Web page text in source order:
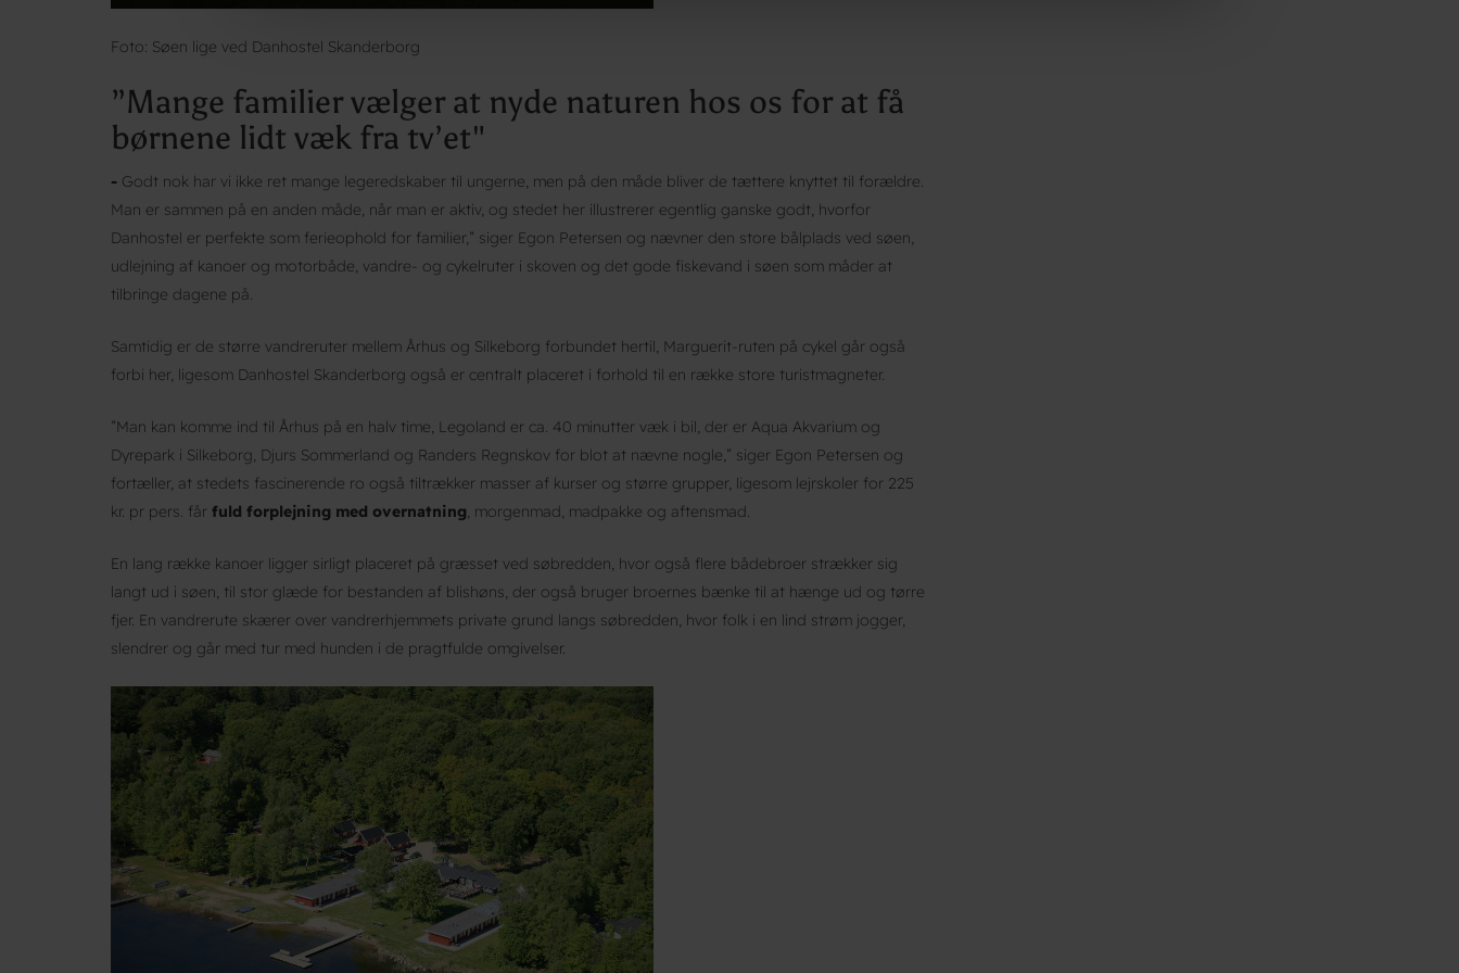
Foto: Søen lige ved Danhostel Skanderborg
”Mange familier vælger at nyde naturen hos os for at få
børnene lidt væk fra tv’et"
- Godt nok har vi ikke ret mange legeredskaber til ungerne, men på den måde bliver de tættere knyttet til forældre.
Man er sammen på en anden måde, når man er aktiv, og stedet her illustrerer egentlig ganske godt, hvorfor
Danhostel er perfekte som ferieophold for familier,” siger Egon Petersen og nævner den store bålplads ved søen,
udlejning af kanoer og motorbåde, vandre- og cykelruter i skoven og det gode fiskevand i søen som måder at
tilbringe dagene på.
Samtidig er de større vandreruter mellem Århus og Silkeborg forbundet hertil, Marguerit-ruten på cykel går også
forbi her, ligesom Danhostel Skanderborg også er centralt placeret i forhold til en række store turistmagneter.
”Man kan komme ind til Århus på en halv time, Legoland er ca. 40 minutter væk i bil, der er Aqua Akvarium og
Dyrepark i Silkeborg, Djurs Sommerland og Randers Regnskov for blot at nævne nogle,” siger Egon Petersen og
fortæller, at stedets fascinerende ro også tiltrækker masser af kurser og større grupper, ligesom lejrskoler for 225
kr. pr pers. får fuld forplejning med overnatning, morgenmad, madpakke og aftensmad.
En lang række kanoer ligger sirligt placeret på græsset ved søbredden, hvor også flere bådebroer strækker sig
langt ud i søen, til stor glæde for bestanden af blishøns, der også bruger broernes bænke til at hænge ud og tørre
fjer. En vandrerute skærer over vandrerhjemmets private grund langs søbredden, hvor folk i en lind strøm jogger,
slendrer og går med tur med hunden i de pragtfulde omgivelser.